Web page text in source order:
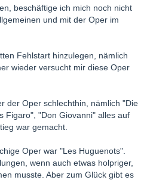
beschäftige ich mich noch nicht
und mit der Oper im
Fehlstart hinzulegen, nämlich
wieder versucht mir diese Oper
der Oper schlechthin, nämlich "Die
Figaro", "Don Giovanni" alles auf
war gemacht.
Oper war "Les Huguenots".
wenn auch etwas holpriger,
musste. Aber zum Glück gibt es